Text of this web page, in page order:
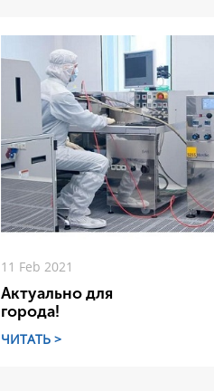
11 Feb 2021
Актуально для
города!
ЧИТАТЬ >